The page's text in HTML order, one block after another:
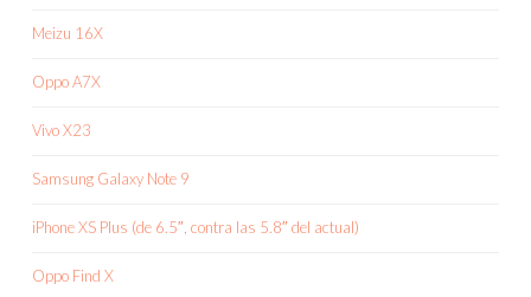
Meizu 16X
Oppo A7X
Vivo X23
Samsung Galaxy Note 9
iPhone XS Plus (de 6.5″, contra las 5.8″ del actual)
Oppo Find X